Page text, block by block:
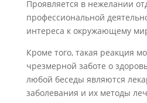
Проявляется в нежелании
профессиональной
интереса к окружающему
Кроме того, такая реакция
чрезмерной заботе о
любой беседы являются
заболевания и их методы